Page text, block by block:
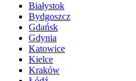
Białystok
Bydgoszcz
Gdańsk
Gdynia
Katowice
Kielce
Kraków